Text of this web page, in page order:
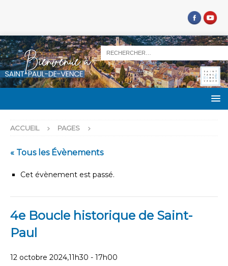
ACCUEIL PAGES
« Tous les Évènements
Cet évènement est passé.
4e Boucle historique de Saint-
Paul
12 octobre 2024,11h30 - 17h00